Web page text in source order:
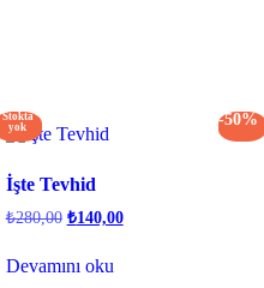
Stokta
yok
-50%
İşte Tevhid
₺280,00 Orijinal
₺140,00Şu
Devamını oku